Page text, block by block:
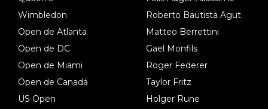
Wimbledon
Open de Atlanta
Open de DC
Open de Miami
Open de Canadá
US Open
Roberto Bautista Agut
Matteo Berrettini
Gael Monfils
Roger Federer
Taylor Fritz
Holger Rune